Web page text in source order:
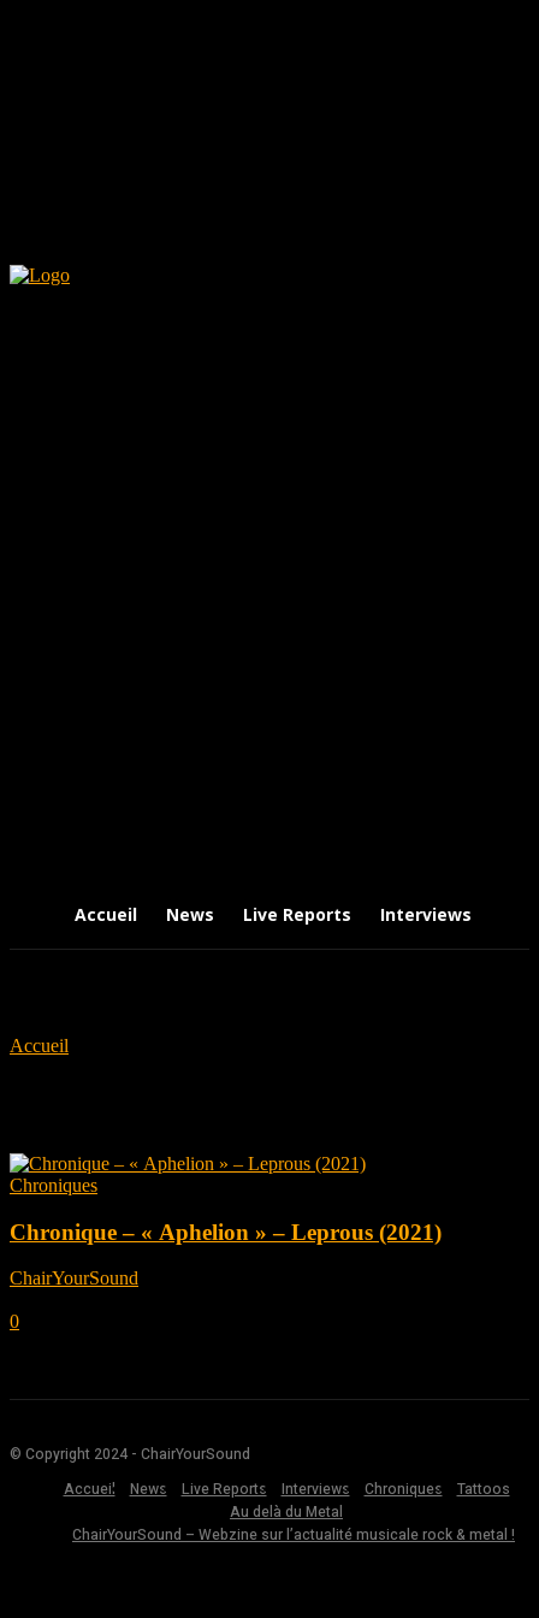
Accueil News Live Reports Interviews
Accueil
Chroniques
Chronique – « Aphelion » – Leprous (2021)
ChairYourSound
0
© Copyright 2024 - ChairYourSound
Accueil
News Live Reports Interviews Chroniques
Tattoos
Au delà du Metal
ChairYourSound – Webzine sur l’actualité musicale rock & metal !